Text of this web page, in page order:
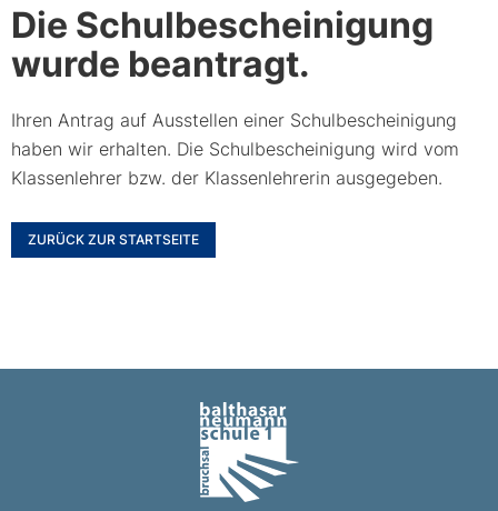
Die Schulbescheinigung
wurde beantragt.
Ihren Antrag auf Ausstellen einer Schulbescheinigung
haben wir erhalten. Die Schulbescheinigung wird vom
Klassenlehrer bzw. der Klassenlehrerin ausgegeben.
ZURÜCK ZUR STARTSEITE